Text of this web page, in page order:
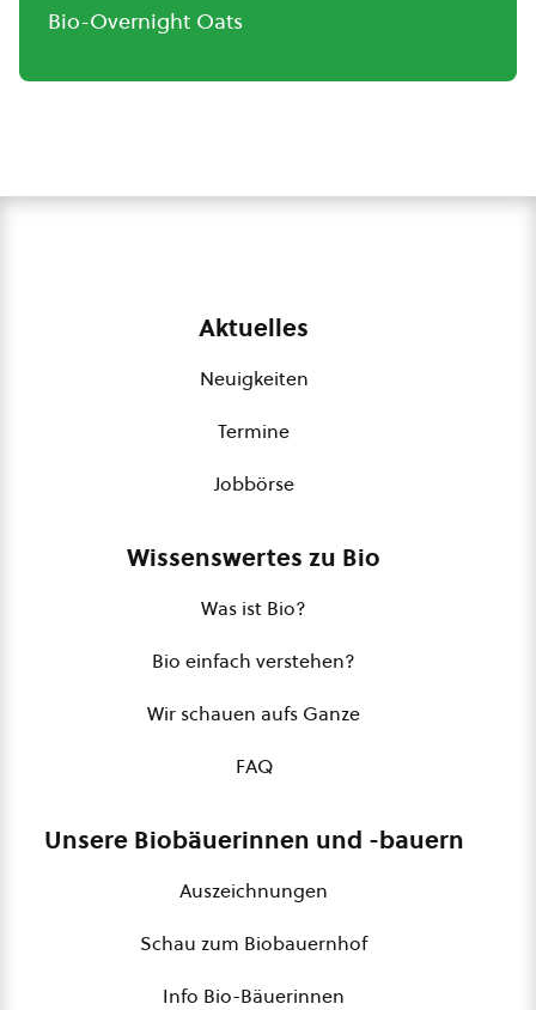
Bio-Overnight Oats
Aktuelles
Neuigkeiten
Termine
Jobbörse
Wissenswertes zu Bio
Was ist Bio?
Bio einfach verstehen?
Wir schauen aufs Ganze
FAQ
Unsere Biobäuerinnen und -bauern
Auszeichnungen
Schau zum Biobauernhof
Info Bio-Bäuerinnen